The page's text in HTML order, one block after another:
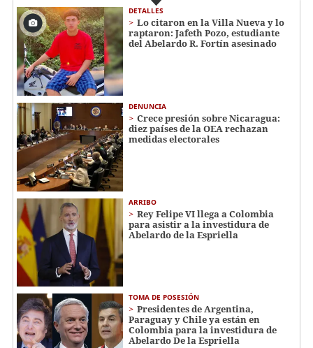
DETALLES
Lo citaron en la Villa Nueva y lo
raptaron: Jafeth Pozo, estudiante
del Abelardo R. Fortín asesinado
DENUNCIA
Crece presión sobre Nicaragua:
diez países de la OEA rechazan
medidas electorales
ARRIBO
Rey Felipe VI llega a Colombia
para asistir a la investidura de
Abelardo de la Espriella
TOMA DE POSESIÓN
Presidentes de Argentina,
Paraguay y Chile ya están en
Colombia para la investidura de
Abelardo De la Espriella